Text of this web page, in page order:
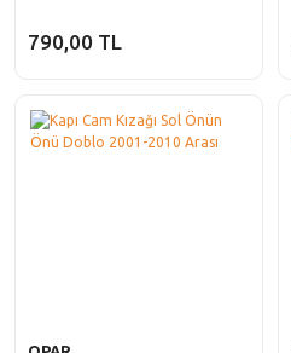
790,00 TL